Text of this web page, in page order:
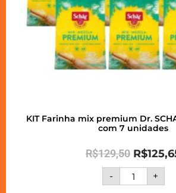
KIT Farinha mix premium Dr.
com 7 unidades
R$129,50 R$
- +